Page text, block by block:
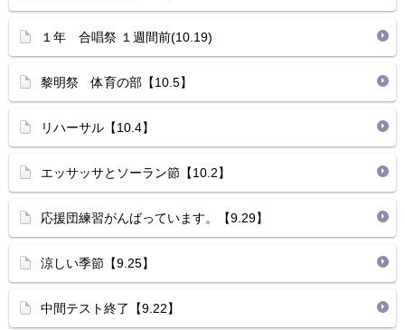
１年 合唱祭 １週間前(10.19)
黎明祭 体育の部【10.5】
リハーサル【10.4】
エッサッサとソーラン節【10.2】
応援団練習がんばっています。【9.29】
涼しい季節【9.25】
中間テスト終了【9.22】